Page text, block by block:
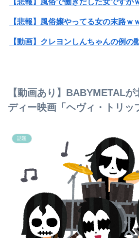
【画像】Hカップグラドル「どんな
【動画あり】BABYMETAL
ディー映画「ヘヴィ・トリッ
話題